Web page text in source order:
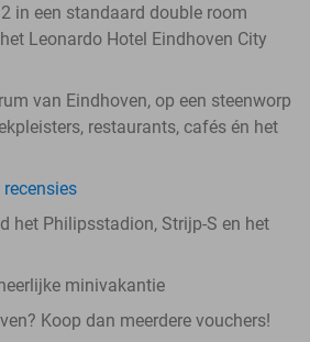
in een standaard double room
Leonardo Hotel Eindhoven City
van Eindhoven, op een steenworp
restaurants, cafés én het
het Philipsstadion, Strijp-S en het
minivakantie
Koop dan meerdere vouchers!